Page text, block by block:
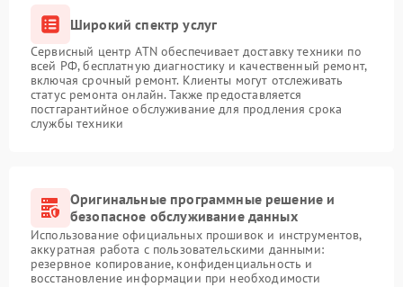
Широкий спектр услуг
Сервисный центр ATN обеспечивает доставку техники по
всей РФ, бесплатную диагностику и качественный ремонт,
включая срочный ремонт. Клиенты могут отслеживать
статус ремонта онлайн. Также предоставляется
постгарантийное обслуживание для продления срока
службы техники
Оригинальные программные решение и
безопасное обслуживание данных
Использование официальных прошивок и инструментов,
аккуратная работа с пользовательскими данными:
резервное копирование, конфиденциальность и
восстановление информации при необходимости